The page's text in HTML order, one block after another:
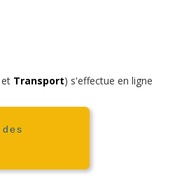
et Transport) s'effectue en ligne